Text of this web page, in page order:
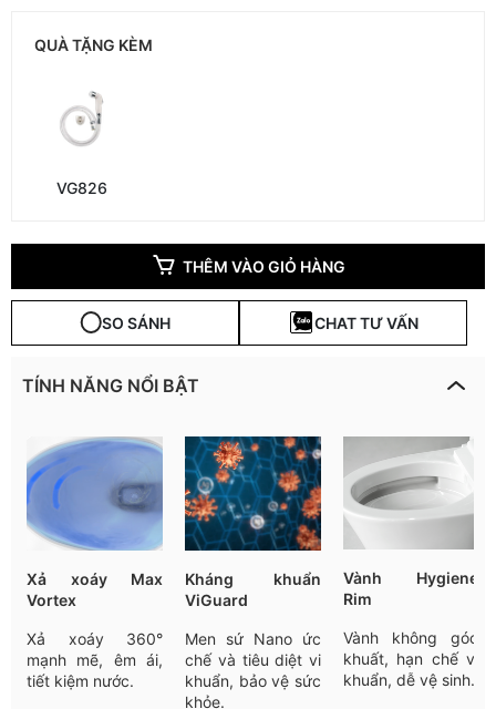
QUÀ TẶNG KÈM
VG826
THÊM VÀO GIỎ HÀNG
SO SÁNH CHAT TƯ VẤN
TÍNH NĂNG NỔI BẬT
Xả xoáy Max
Vortex
Xả xoáy 360°
mạnh mẽ, êm ái,
tiết kiệm nước.
Kháng khuẩn
ViGuard
Men sứ Nano ức
chế và tiêu diệt vi
khuẩn, bảo vệ sức
khỏe.
Vành Hygiene
Rim
Vành không góc
khuất, hạn chế vi
khuẩn, dễ vệ sinh.